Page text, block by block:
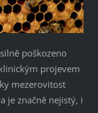
poškozeno
projevem
mezerovitost
je značně nejistý, i